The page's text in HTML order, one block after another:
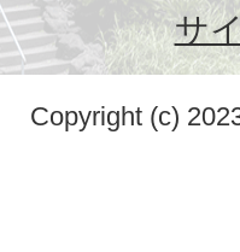
サ
Copyright (c)